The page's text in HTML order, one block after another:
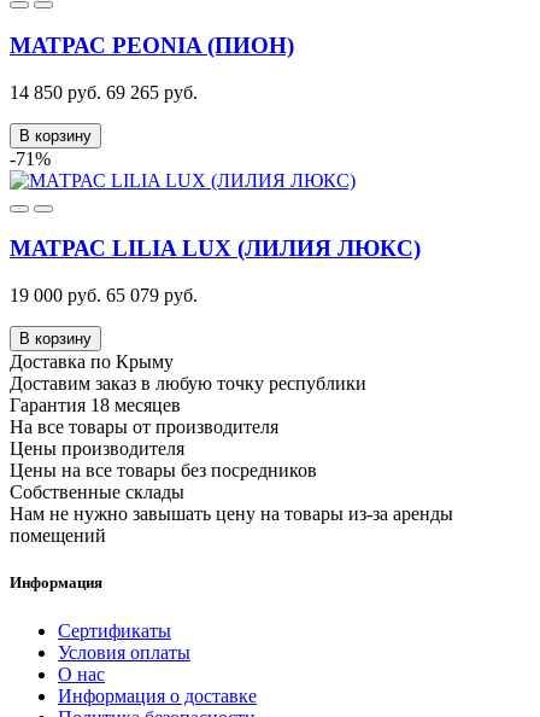
МАТРАС PEONIA (ПИОН)
14 850 руб. 69 265 руб.
В корзину
-71%
МАТРАС LILIA LUX (ЛИЛИЯ ЛЮКС)
19 000 руб. 65 079 руб.
В корзину
Доставка по Крыму
Доставим заказ в любую точку республики
Гарантия 18 месяцев
На все товары от производителя
Цены производителя
Цены на все товары без посредников
Собственные склады
Нам не нужно завышать цену на товары из-за аренды
помещений
Информация
Сертификаты
Условия оплаты
О нас
Информация о доставке